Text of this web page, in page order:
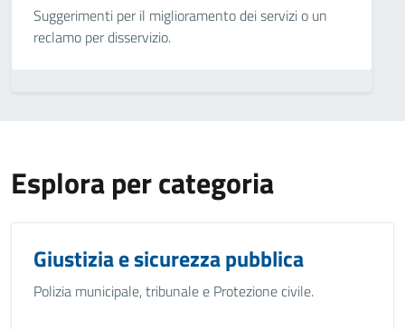
Suggerimenti per il miglioramento dei servizi o un
reclamo per disservizio.
Esplora per categoria
Giustizia e sicurezza pubblica
Polizia municipale, tribunale e Protezione civile.